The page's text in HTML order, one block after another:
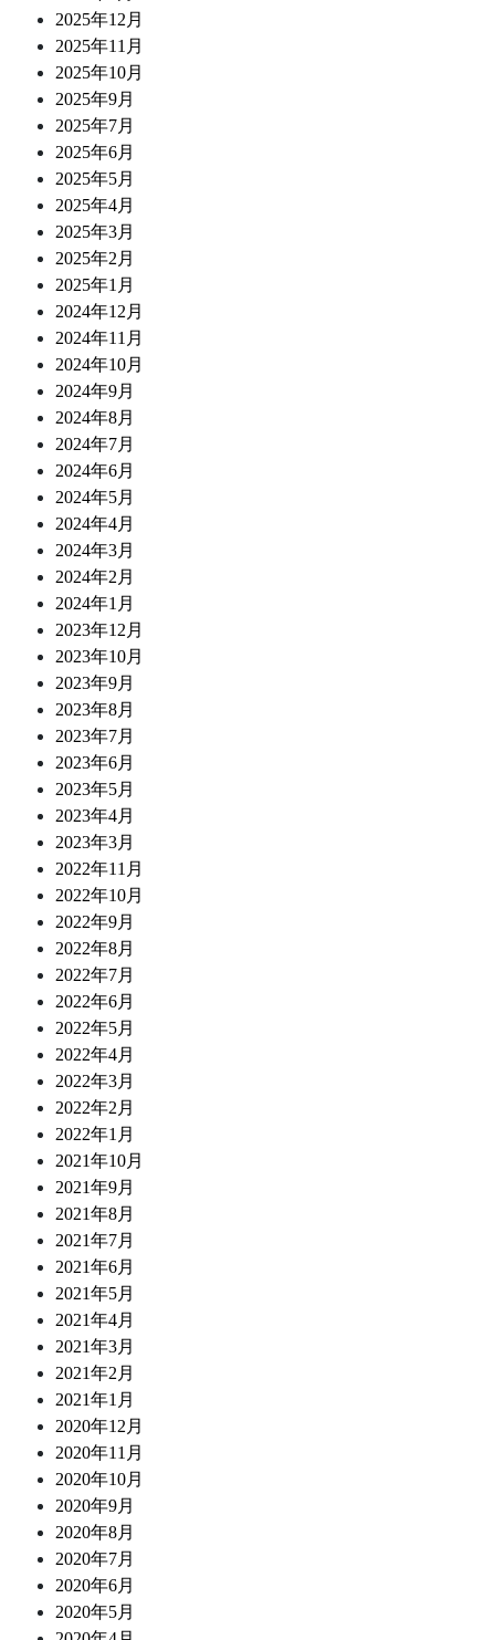
2025年12月
2025年11月
2025年10月
2025年9月
2025年7月
2025年6月
2025年5月
2025年4月
2025年3月
2025年2月
2025年1月
2024年12月
2024年11月
2024年10月
2024年9月
2024年8月
2024年7月
2024年6月
2024年5月
2024年4月
2024年3月
2024年2月
2024年1月
2023年12月
2023年10月
2023年9月
2023年8月
2023年7月
2023年6月
2023年5月
2023年4月
2023年3月
2022年11月
2022年10月
2022年9月
2022年8月
2022年7月
2022年6月
2022年5月
2022年4月
2022年3月
2022年2月
2022年1月
2021年10月
2021年9月
2021年8月
2021年7月
2021年6月
2021年5月
2021年4月
2021年3月
2021年2月
2021年1月
2020年12月
2020年11月
2020年10月
2020年9月
2020年8月
2020年7月
2020年6月
2020年5月